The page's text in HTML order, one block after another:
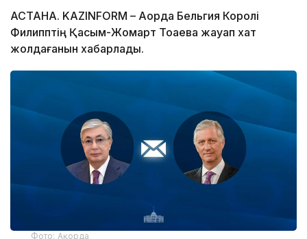
АСТАНА. KAZINFORM – Ақорда Бельгия Королі
Филипптің Қасым-Жомарт Тоқаевқа жауап хат
жолдағанын хабарлады.
Фото: Ақорда